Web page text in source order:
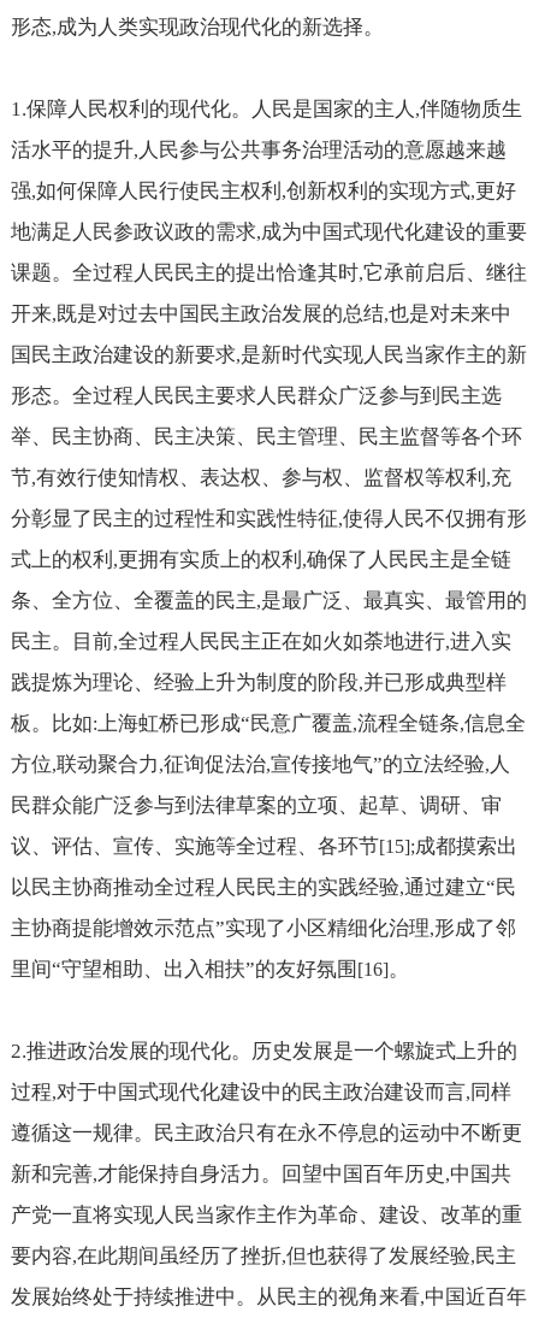
形态,成为人类实现政治现代化的新选择。
1.保障人民权利的现代化。人民是国家的主人 ,伴随物质生
活水平的提升, 人民参与公共事务治理活动的意愿越来越
强,如何保障人民行使民主权利 ,创新权利的实现方式,更好
地满足人民参政议政的需求,成为中国式现代化建设的重要
课题。全过程人民民主的提出恰逢其时,它承前启后、继往
开来,既是对过去中国民主政治发展的总结,也是对未来中
国民主政治建设的新要求,是新时代实现人民当家作主的新
形态。全过程人民民主要求人民群众广泛参与到民主选
举、民主协商、民主决策、民主管理、民主监督等各个环
节,有效行使知情权、表达权、参与权、监督权等权利 ,充
分彰显了民主的过程性和实践性特征,使得人民不仅拥有形
式上的权利 ,更拥有实质上的权利 ,确保了人民民主是全链
条、全方位、全覆盖的民主,是最广泛、最真实、最管用的
民主。目前,全过程人民民主正在如火如荼地进行,进入实
践提炼为理论、经验上升为制度的阶段,并已形成典型样
板。比如:上海虹桥已形成“民意广覆盖,流程全链条,信息全
方位,联动聚合力,征询促法治,宣传接地气”的立法经验, 人
民群众能广泛参与到法律草案的立项、起草、调研、审
议、评估、宣传、实施等全过程、各环节[15];成都摸索出
以民主协商推动全过程人民民主的实践经验,通过建立“民
主协商提能增效示范点”实现了小区精细化治理,形成了邻
里间“守望相助、出入相扶”的友好氛围 [16]。
2.推进政治发展的现代化。历史发展是一个螺旋式上升的
过程,对于中国式现代化建设中的民主政治建设而言, 同样
遵循这一规律。民主政治只有在永不停息的运动中不断更
新和完善,才能保持自身活力。回望中国百年历史,中国共
产党一直将实现人民当家作主作为革命、建设、改革的重
要内容,在此期间虽经历了挫折,但也获得了发展经验,民主
发展始终处于持续推进中。从民主的视角来看,中国近百年